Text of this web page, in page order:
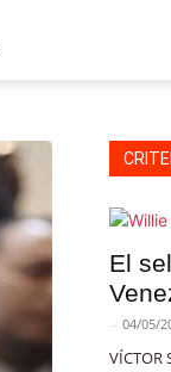
El
- 04/05/
VÍCTOR